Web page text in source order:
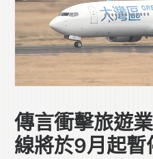
傳言衝擊旅遊
線將於9月起暫